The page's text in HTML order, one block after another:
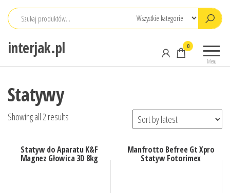
Przejdź
interjak.pl
Menu
0
Statywy
Showing all 2 results
Statyw do Aparatu K&F
Magnez Głowica 3D 8kg
Manfrotto Befree Gt Xpro
Statyw Fotorimex